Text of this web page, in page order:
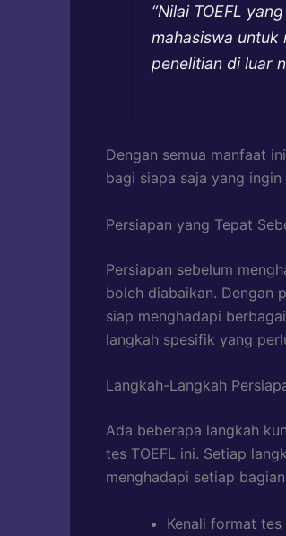
“Nilai TOEFL
mahasiswa untuk
penelitian di luar
Dengan semua manfaat
bagi siapa saja yang
Persiapan yang Tepat
Persiapan sebelum
boleh diabaikan. Dengan
siap menghadapi
langkah spesifik yang
Langkah-Langkah
Ada beberapa langkah
tes TOEFL ini. Setiap
menghadapi setiap
Kenali format